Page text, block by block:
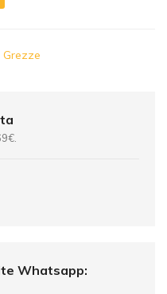
Whatsapp: